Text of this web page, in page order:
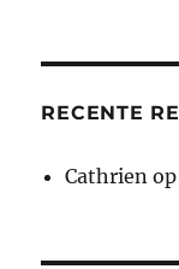
RECENTE
Cathrien